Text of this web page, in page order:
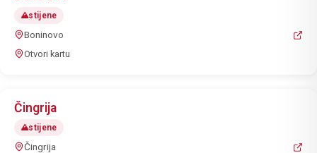
stijene
Boninovo
Otvori kartu
Čingrija
stijene
Čingrija